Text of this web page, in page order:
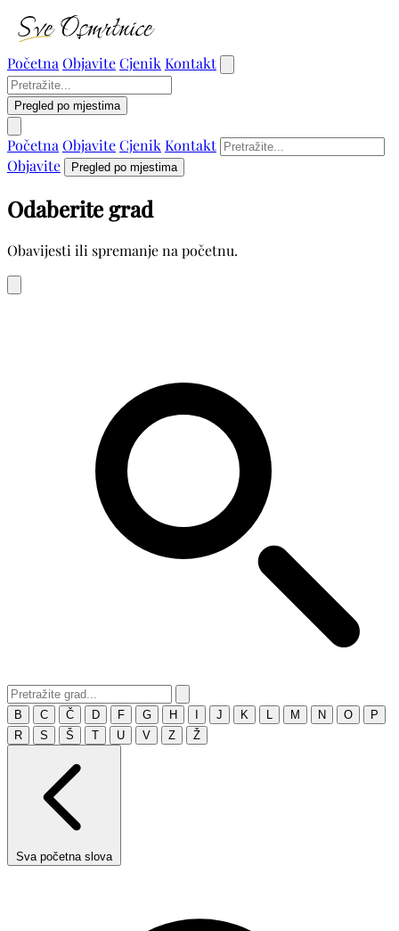
Početna ObjaviteCjenik Kontakt
Pregled po mjestima
Početna ObjaviteCjenik Kontakt
Objavite
Pregled po mjestima
Odaberite grad
Obavijesti ili spremanje na početnu.
B C Č D F G H J K M N O
P
R
S Š T U V Z Ž
Sva početna slova